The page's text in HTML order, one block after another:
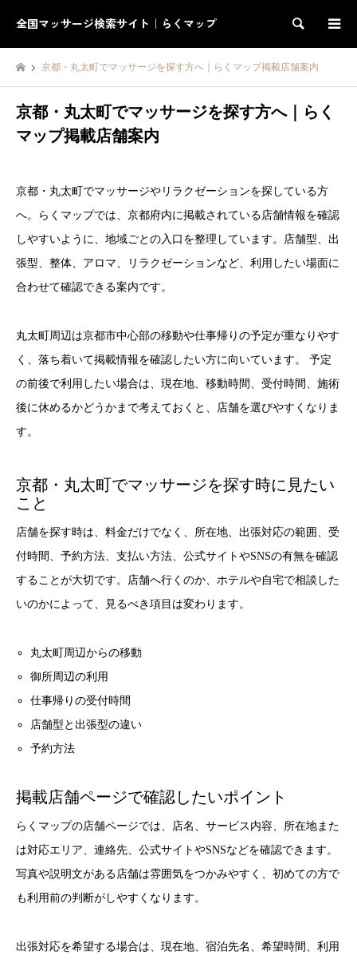
全国マッサージ検索サイト｜らくマップ 検索
京都・丸太町でマッサージを探す方へ｜らくマップ掲載店舗案内
京都・丸太町でマッサージを探す方へ｜らく
マップ掲載店舗案内
京都・丸太町でマッサージやリラクゼーションを探している方
へ。らくマップでは、京都府内に掲載されている店舗情報を確認
しやすいように、地域ごとの入口を整理しています。店舗型、出
張型、整体、アロマ、リラクゼーションなど、利用したい場面に
合わせて確認できる案内です。
丸太町周辺は京都市中心部の移動や仕事帰りの予定が重なりやす
く、落ち着いて掲載情報を確認したい方に向いています。 予定
の前後で利用したい場合は、現在地、移動時間、受付時間、施術
後に休めるかどうかまで考えておくと、店舗を選びやすくなりま
す。
京都・丸太町でマッサージを探す時に見たい
こと
店舗を探す時は、料金だけでなく、所在地、出張対応の範囲、受
付時間、予約方法、支払い方法、公式サイトやSNSの有無を確認
することが大切です。店舗へ行くのか、ホテルや自宅で相談した
いのかによって、見るべき項目は変わります。
丸太町周辺からの移動
御所周辺の利用
仕事帰りの受付時間
店舗型と出張型の違い
予約方法
掲載店舗ページで確認したいポイント
らくマップの店舗ページでは、店名、サービス内容、所在地また
は対応エリア、連絡先、公式サイトやSNSなどを確認できます。
写真や説明文がある店舗は雰囲気をつかみやすく、初めての方で
も利用前の判断がしやすくなります。
出張対応を希望する場合は、現在地、宿泊先名、希望時間、利用